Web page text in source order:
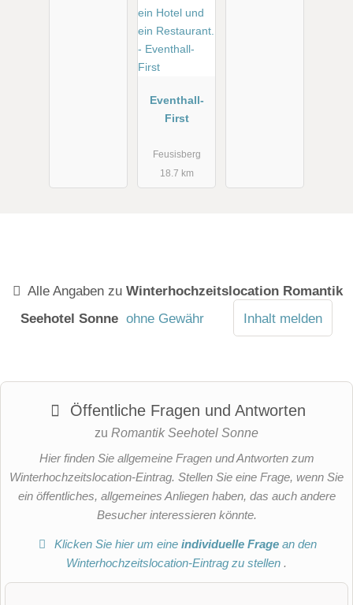
Eventhall-
First
Feusisberg
18.7 km
Alle Angaben zuWinterhochzeitslocation Romantik
Seehotel Sonne ohne Gewähr Inhalt melden
Öffentliche Fragen und Antworten
zu Romantik Seehotel Sonne
Hier finden Sie allgemeine Fragen und Antworten zum
Winterhochzeitslocation-Eintrag. Stellen Sie eine Frage, wenn Sie
ein öffentliches, allgemeines Anliegen haben, das auch andere
Besucher interessieren könnte.
Klicken Sie hier um eineindividuelle Frage an den
Winterhochzeitslocation-Eintrag zu stellen .